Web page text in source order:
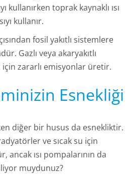
kullanırken toprak kaynaklı ısı
kullanır.
fosil yakıtlı sistemlere
Gazlı veya akaryakıtlı
zararlı emisyonlar üretir.
Esnekliği
diğer bir husus da esnekliktir.
ve sıcak su için
ısı pompalarının da
muydunuz?